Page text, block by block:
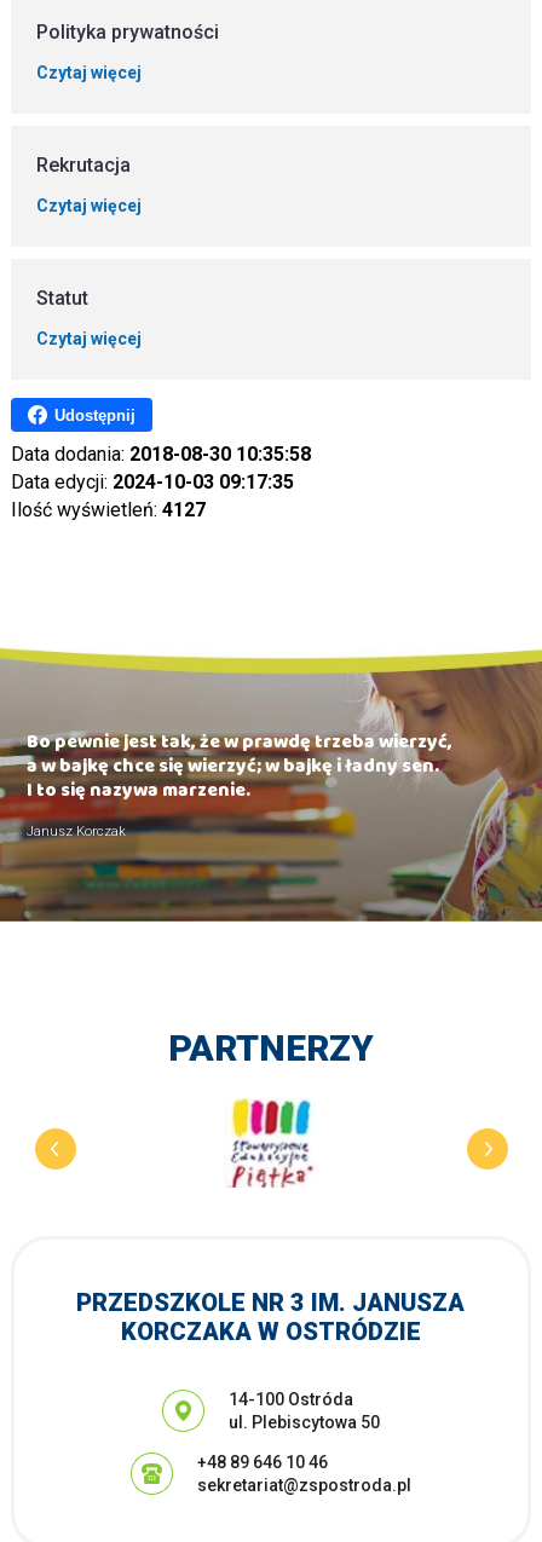
Polityka prywatności
Czytaj więcej
Rekrutacja
Czytaj więcej
Statut
Czytaj więcej
Udostępnij
Data dodania: 2018-08-30 10:35:58
Data edycji: 2024-10-03 09:17:35
Ilość wyświetleń: 4127
Bo pewnie jest tak, że w prawdę trzeba wierzyć,
a w bajkę chce się wierzyć; w bajkę i ładny sen.
I to się nazywa marzenie.
Janusz Korczak
PARTNERZY
PRZEDSZKOLE NR 3 IM. JANUSZA
KORCZAKA W OSTRÓDZIE
Adres pocztowy:
14-100 Ostróda
ul. Plebiscytowa 50
+48 89 646 10 46
sekretariat@zspostroda.pl